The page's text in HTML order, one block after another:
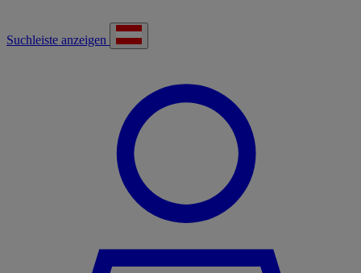
Suchleiste anzeigen